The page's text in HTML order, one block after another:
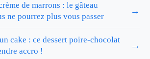
de marrons : le gâteau
ne pourrez plus vous passer
→
cake : ce dessert poire-chocolat
accro !
→